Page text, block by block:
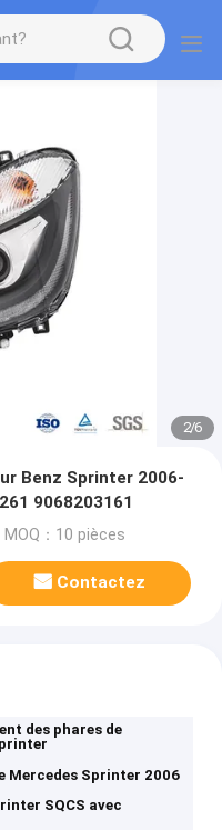
2/6
Benz Sprinter 2006-
9068203161
MOQ：10 pièces
Contactez
des phares de
Mercedes Sprinter 2006
SQCS avec